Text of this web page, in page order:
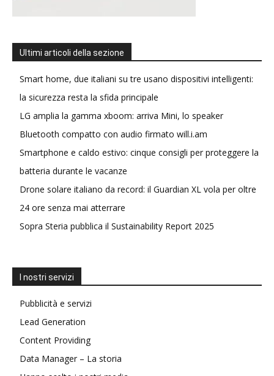
Ultimi articoli della sezione
Smart home, due italiani su tre usano dispositivi intelligenti:
la sicurezza resta la sfida principale
LG amplia la gamma xboom: arriva Mini, lo speaker
Bluetooth compatto con audio firmato will.i.am
Smartphone e caldo estivo: cinque consigli per proteggere la
batteria durante le vacanze
Drone solare italiano da record: il Guardian XL vola per oltre
24 ore senza mai atterrare
Sopra Steria pubblica il Sustainability Report 2025
I nostri servizi
Pubblicità e servizi
Lead Generation
Content Providing
Data Manager – La storia